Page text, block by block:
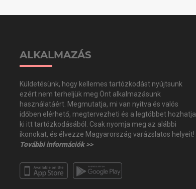
ALKALMAZÁS
Küldetésünk, hogy kellemes tartózkodást nyújtsunk
ezért nem terheljük meg Önt alkalmazásunk
használatáért. Megmutatja, mi van nyitva és valós
időben elérhető, megtervezheti és a legtöbbet hozhatja
ki itt tartózkodásából. Csak nyomja meg az alábbi
ikonokat, és élvezze Magyarország varázslatos helyeit!
További információk >>